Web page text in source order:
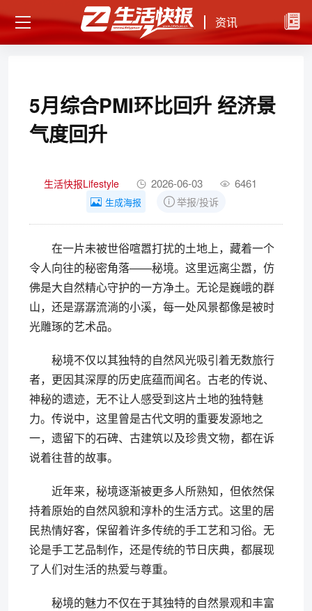
资讯
5月综合PMI环比回升 经济景
气度回升
生活快报Lifestyle 2026-06-03 6461
生成海报 举报/投诉
在一片未被世俗喧嚣打扰的土地上，藏着一个
令人向往的秘密角落——秘境。这里远离尘嚣，仿
佛是大自然精心守护的一方净土。无论是巍峨的群
山，还是潺潺流淌的小溪，每一处风景都像是被时
光雕琢的艺术品。
秘境不仅以其独特的自然风光吸引着无数旅行
者，更因其深厚的历史底蕴而闻名。古老的传说、
神秘的遗迹，无不让人感受到这片土地的独特魅
力。传说中，这里曾是古代文明的重要发源地之
一，遗留下的石碑、古建筑以及珍贵文物，都在诉
说着往昔的故事。
近年来，秘境逐渐被更多人所熟知，但依然保
持着原始的自然风貌和淳朴的生活方式。这里的居
民热情好客，保留着许多传统的手工艺和习俗。无
论是手工艺品制作，还是传统的节日庆典，都展现
了人们对生活的热爱与尊重。
秘境的魅力不仅在于其独特的自然景观和丰富